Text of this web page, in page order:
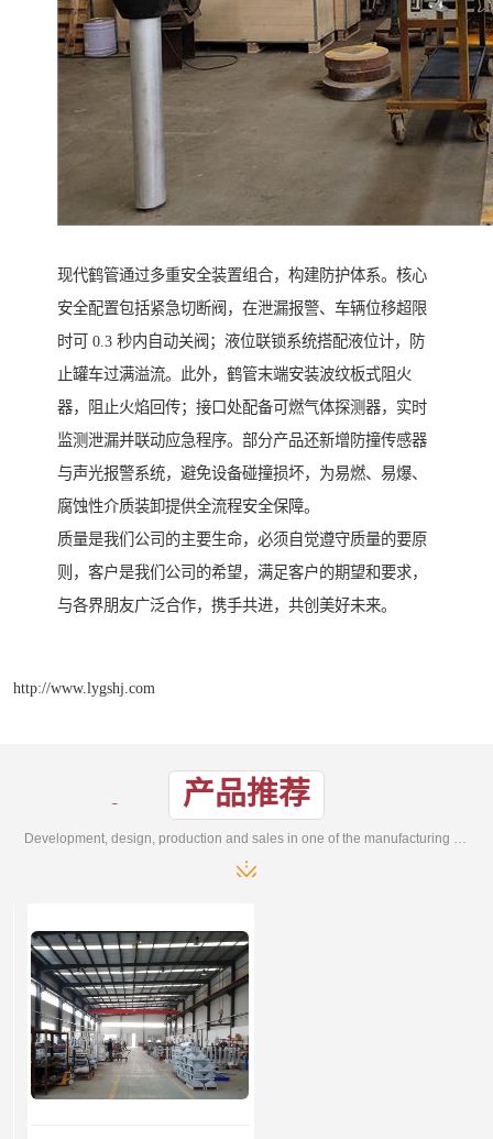
现代鹤管通过多重安全装置组合，构建防护体系。核心
安全配置包括紧急切断阀，在泄漏报警、车辆位移超限
时可 0.3 秒内自动关阀；液位联锁系统搭配液位计，防
止罐车过满溢流。此外，鹤管末端安装波纹板式阻火
器，阻止火焰回传；接口处配备可燃气体探测器，实时
监测泄漏并联动应急程序。部分产品还新增防撞传感器
与声光报警系统，避免设备碰撞损坏，为易燃、易爆、
腐蚀性介质装卸提供全流程安全保障。
质量是我们公司的主要生命，必须自觉遵守质量的要原
则，客户是我们公司的希望，满足客户的期望和要求，
与各界朋友广泛合作，携手共进，共创美好未来。
http://www.lygshj.com
产品推荐